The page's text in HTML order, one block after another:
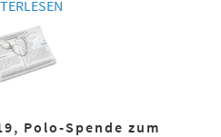
Polo-Spende zum